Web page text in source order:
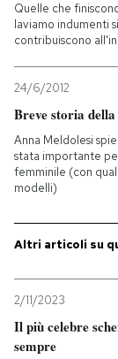
Internet
Scienza
Economia
Sport
PODCAST
I MIEI
Quelle che
laviamo indumenti
contribuiscono
24/6/2012
Breve storia
Anna Meldolesi
stata importante
femminile (con
modelli)
Altri articoli su
2/11/2023
Il più celebre
sempre